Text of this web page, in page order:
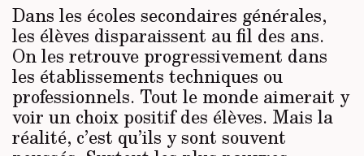
Dans les écoles secondaires générales,
les élèves disparaissent au fil des ans.
On les retrouve progressivement dans
les établissements techniques ou
professionnels. Tout le monde aimerait y
voir un choix positif des élèves. Mais la
réalité, c’est qu’ils y sont souvent